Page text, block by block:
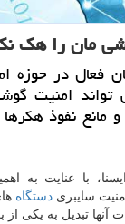
مان را هك
فعال در حوزه
امنیت
و مانع نفوذ
با عنایت به
سایبریدستگاه
آنها تبدیل به یكی از